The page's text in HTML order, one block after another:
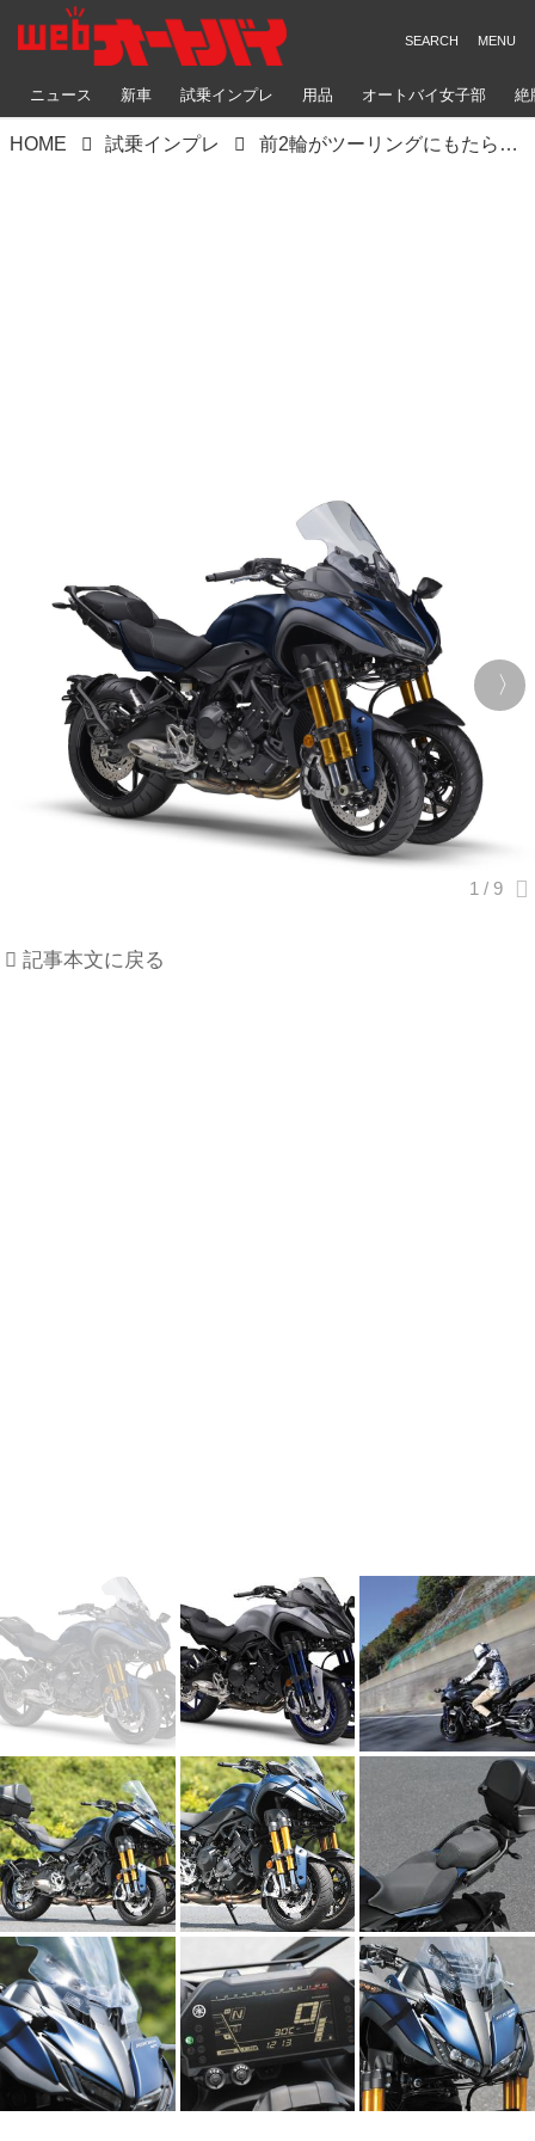
ニュース 新車 試乗インプレ 用品 オートバイ女子部 絶
HOME 試乗インプレ 前2輪がツーリングにもたらすメリットとは？ ヤマハ「ナイケン」「ナイケンGT」の長距離走行性能を解説！
記事本文に戻る